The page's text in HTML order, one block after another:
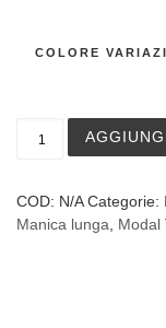
COLORE
Maglia manica
COD: N/A Categorie:
Manica lunga, Modal